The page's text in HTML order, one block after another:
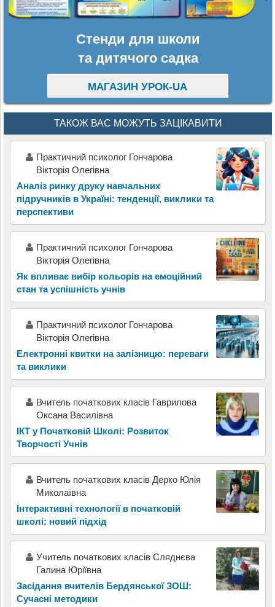
Стенди для школи
та дитячого садка
МАГАЗИН УРОК-UA
ТАКОЖ ВАС МОЖУТЬ ЗАЦІКАВИТИ
Практичний психолог Гончарова
Вікторія Олегівна
Аналіз ринку друку навчальних
підручників в Україні: тенденції, виклики та
перспективи
Практичний психолог Гончарова
Вікторія Олегівна
Як впливає вибір кольорів на емоційний
стан та успішність учнів
Практичний психолог Гончарова
Вікторія Олегівна
Електронні квитки на залізницю: переваги
та виклики
Вчитель початкових класів Гаврилова
Оксана Василівна
ІКТ у Початковій Школі: Розвиток
Творчості Учнів
Вчитель початкових класів Дерко Юлія
Миколаївна
Інтерактивні технології в початковій
школі: новий підхід
Учитель початкових класів Сляднєва
Галина Юріївна
Засідання вчителів Бердянської ЗОШ:
Сучасні методики